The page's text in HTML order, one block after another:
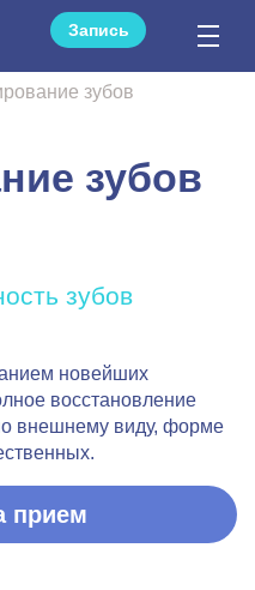
Запись
зубов
зубов
зубов
новейших
восстановление
внешнему виду, форме
прием